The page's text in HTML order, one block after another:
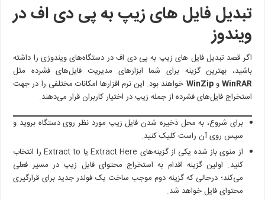
تبدیل فایل های زیپ به پی دی اف در
ویندوز
اگر قصد تبدیل فایل های زیپ به پی دی اف در دستگاه‌های ویندوزی را داشته
باشید، بهترین گزینه برای شما ابزارهای مدیریت فایل‌های فشرده مثل
WinRARوWinZip خواهند بود. این نرم افزارها امکانات مختلفی را در جهت
استخراج فایل‌های فشرده از جمله زیپ در اختیار کاربران قرار می‌دهند.
برای شروع، به محل ذخیره شدن فایل زیپ مورد نظر روی دستگاه بروید و
سپس روی آن راست کلیک کنید.
از منوی باز شده یکی از گزینه‌های Extract Here یا Extract to را انتخاب
کنید. اولین گزینه اقدام به استخراج محتوای فایل زیپ در مسیر فعلی
می‌کند؛ درحالی که گزینه دوم موجب ساخت یک فولدر جدید برای قرارگیری
محتوای فایل خواهد شد.